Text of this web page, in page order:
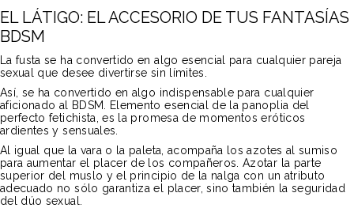
EL LÁTIGO: EL ACCESORIO DE TUS FANTASÍAS
BDSM
La fusta se ha convertido en algo esencial para cualquier pareja
sexual que desee divertirse sin límites.
Así, se ha convertido en algo indispensable para cualquier
aficionado al BDSM. Elemento esencial de la panoplia del
perfecto fetichista, es la promesa de momentos eróticos
ardientes y sensuales.
Al igual que la vara o la paleta, acompaña los azotes al sumiso
para aumentar el placer de los compañeros. Azotar la parte
superior del muslo y el principio de la nalga con un atributo
adecuado no sólo garantiza el placer, sino también la seguridad
del dúo sexual.